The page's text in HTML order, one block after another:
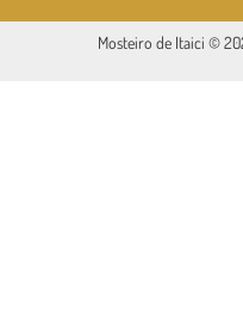
Mosteiro de Itaici ©